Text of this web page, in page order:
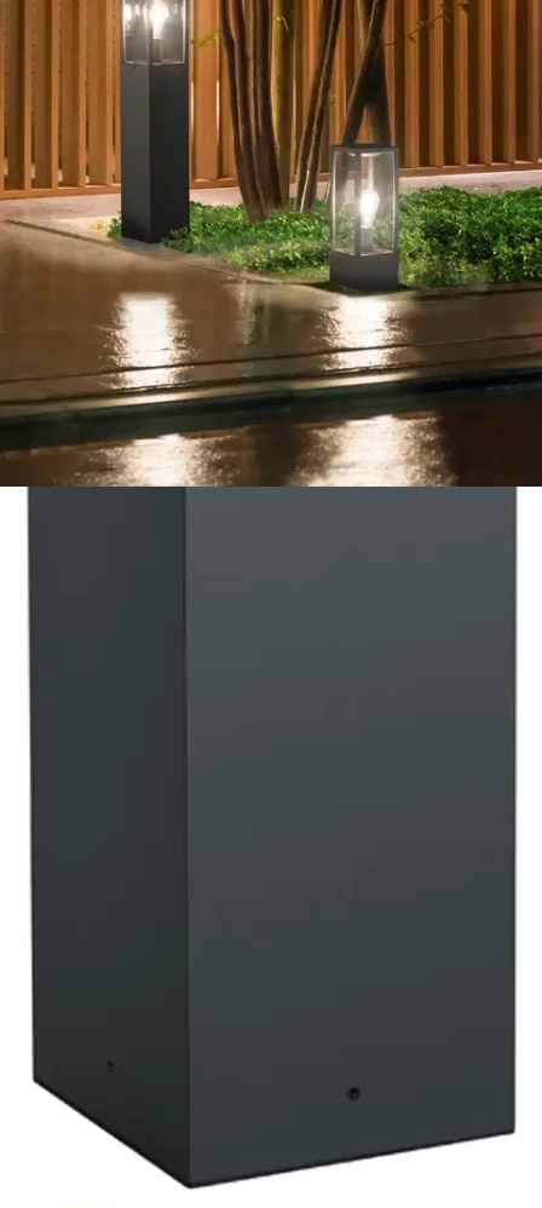
Postin pakettiautomaattiin tai
palvelupisteeseen!
Etu ei koske Suuri‑lisäpalvelulla toimitettavia tuotteita.
Tarkista myymäläsaatavuus
Tuotekuvaus
Garonne on yksinkertaisen elegantti, 80 cm korkea
ulkopylväsvalaisin, jonka pylväsrunko on antrasiitin väristä
Asiakasomistajalle Bonusta jopa 5 %.*
Verkkokauppa